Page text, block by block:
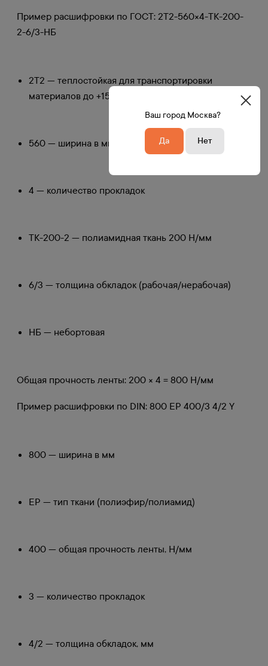
Пример расшифровки по ГОСТ: 2Т2-560×4-ТК-200-
2-6/3-НБ
2Т2 — теплостойкая для транспортировки
материалов до +150°C
560 — ширина в мм
4 — количество прокладок
ТК-200-2 — полиамидная ткань 200 Н/мм
6/3 — толщина обкладок (рабочая/нерабочая)
НБ — небортовая
Общая прочность ленты: 200 × 4 = 800 Н/мм
Пример расшифровки по DIN: 800 EP 400/3 4/2 Y
800 — ширина в мм
EP — тип ткани (полиэфир/полиамид)
400 — общая прочность ленты, Н/мм
3 — количество прокладок
4/2 — толщина обкладок, мм
Ваш город Москва?
Да Нет